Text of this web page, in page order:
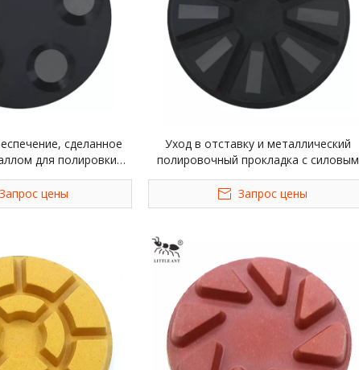
сделанное
для полировки
прокладок,
Запрос цены
Уход в отставку и металлический
полировочный прокладка с силовым
инструментом тяжелой машины
Запрос цены